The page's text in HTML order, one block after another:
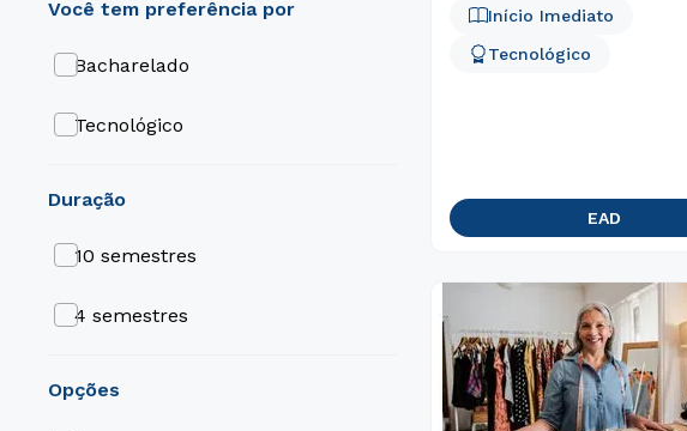
duração
10 semestres
4 semestres
opções
Bacharelado
Tecnológico
Início Imediato
Tecnológico
EAD